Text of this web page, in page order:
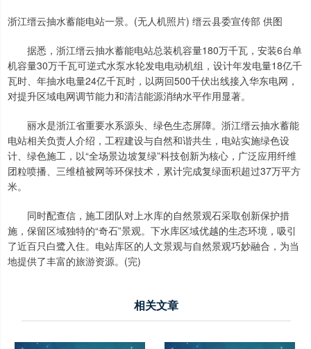
浙江缙云抽水蓄能电站一景。(无人机照片) 缙云县委宣传部 供图
据悉，浙江缙云抽水蓄能电站总装机容量180万千瓦，安装6台单
机容量30万千瓦可逆式水泵水轮发电电动机组，设计年发电量18亿千
瓦时、年抽水电量24亿千瓦时，以两回500千伏出线接入华东电网，
对提升区域电网调节能力和清洁能源消纳水平作用显著。
丽水是浙江省重要水系源头、绿色生态屏障。浙江缙云抽水蓄能
电站相关负责人介绍，工程建设与自然和谐共生，电站实施绿色设
计、绿色施工，以“全场景边坡复绿”科技创新为核心，广泛应用纤维
团粒喷播、三维植被网等环保技术，累计完成复绿面积超过37万平方
米。
同时配查信，施工团队对上水库的自然景观石采取创新保护措
施，保留区域独特的“奇石”景观。下水库区域优越的生态环境，吸引
了近百只白鹭入住。电站库区的人文景观与自然景观巧妙融合，为当
地提供了丰富的旅游资源。(完)
相关文章